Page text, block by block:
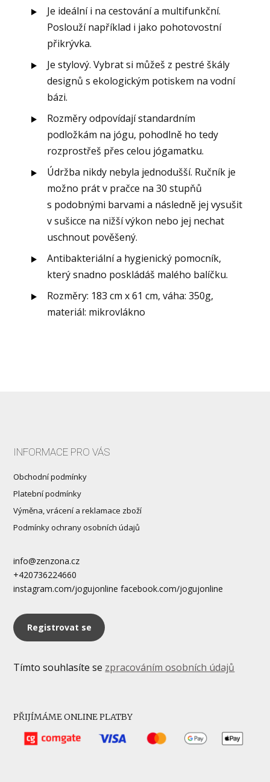
Je ideální i na cestování a multifunkční.
Poslouží například i jako pohotovostní
přikrývka.
Je stylový. Vybrat si můžeš z pestré škály
designů s ekologickým potiskem na vodní
bázi.
Rozměry odpovídají standardním
podložkám na jógu, pohodlně ho tedy
rozprostřeš přes celou jógamatku.
Údržba nikdy nebyla jednodušší. Ručník je
možno prát v pračce na 30 stupňů
s podobnými barvami a následně jej vysušit
v sušicce na nižší výkon nebo jej nechat
uschnout pověšený.
Antibakteriální a hygienický pomocník,
který snadno poskládáš malého balíčku.
Rozměry: 183 cm x 61 cm, váha: 350g,
materiál: mikrovlákno
INFORMACE PRO VÁS
Obchodní podmínky
Platební podmínky
Výměna, vrácení a reklamace zboží
Podmínky ochrany osobních údajů
info@zenzona.cz
+420736224660
instagram.com/jogujonline facebook.com/jogujonline
Registrovat se
Tímto souhlasíte se zpracováním osobních údajů
PŘIJÍMÁME ONLINE PLATBY